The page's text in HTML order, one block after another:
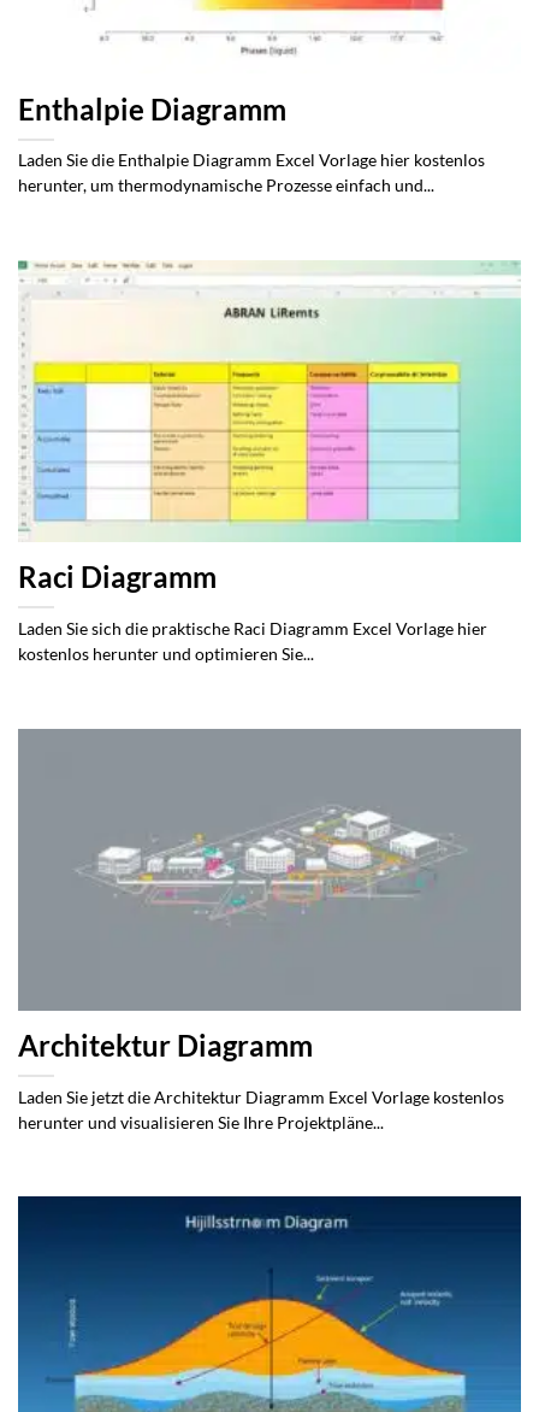
Enthalpie Diagramm
Laden Sie die Enthalpie Diagramm Excel Vorlage hier kostenlos
herunter, um thermodynamische Prozesse einfach und...
Raci Diagramm
Laden Sie sich die praktische Raci Diagramm Excel Vorlage hier
kostenlos herunter und optimieren Sie...
Architektur Diagramm
Laden Sie jetzt die Architektur Diagramm Excel Vorlage kostenlos
herunter und visualisieren Sie Ihre Projektpläne...